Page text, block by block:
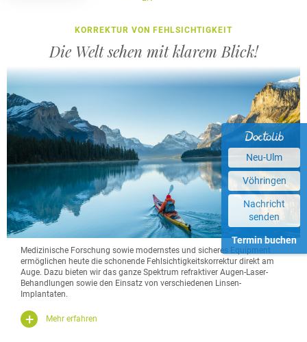
Neu-Ulm
Vöhringen
Nachricht
senden
Termin buchen
KORREKTUR VON FEHLSICHTIGKEIT
Die Welt sehen mit klarem Blick!
Medizinische Forschung sowie modernstes und sicheres Equipment
ermöglichen heute die schonende Fehlsichtigkeitskorrektur direkt am
Auge. Dazu bieten wir das ganze Spektrum refraktiver Augen-Laser-
Behandlungen sowie den Einsatz von verschiedenen Linsen-
Implantaten.
Mehr erfahren